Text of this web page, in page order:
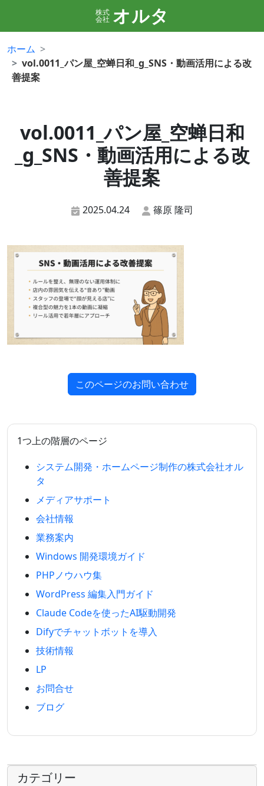
株式
会社 オルタ
ホーム
vol.0011_パン屋_空蝉日和_g_SNS・動画活用による改
善提案
vol.0011_パン屋_空蝉日和
_g_SNS・動画活用による改
善提案
2025.04.24 篠原 隆司
このページのお問い合わせ
1つ上の階層のページ
システム開発・ホームページ制作の株式会社オル
タ
メディアサポート
会社情報
業務案内
Windows 開発環境ガイド
PHPノウハウ集
WordPress 編集入門ガイド
Claude Codeを使ったAI駆動開発
Difyでチャットボットを導入
技術情報
LP
お問合せ
ブログ
カテゴリー